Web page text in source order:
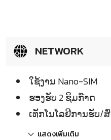
NETWORK
ໃຊ້ງານ Nano-SIM
ຮອງຮັບ 2 ຊິມກ໊າດ
ເທັກໂນໂລຢີການຮັບ/ສົ່
แสดงเพิ่มเติม